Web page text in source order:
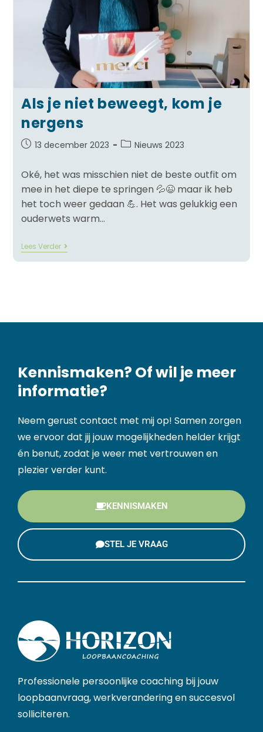
Als je niet beweegt, kom je
nergens
13 december 2023 Nieuws 2023
Oké, het was misschien niet de beste outfit om
mee in het diepe te springen 💦😉 maar ik heb
het toch weer gedaan 💪. Het was gelukkig een
ouderwets warm…
Lees Verder
Kennismaken? Of wil je meer
informatie?
Neem gerust contact met mij op! Samen zorgen
we ervoor dat jij jouw mogelijkheden helder krijgt
én benut, zodat je weer met vertrouwen en
plezier verder kunt.
KENNISMAKEN
STEL JE VRAAG
Professionele persoonlijke coaching bij jouw
loopbaanvraag, werkverandering en succesvol
solliciteren.